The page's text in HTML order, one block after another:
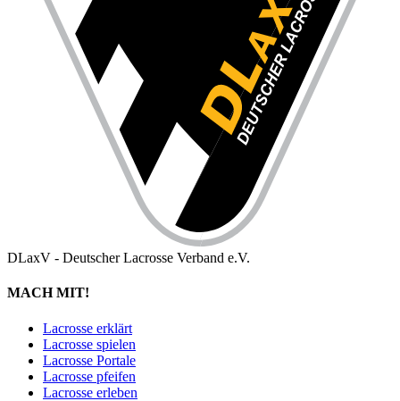
DLaxV - Deutscher Lacrosse Verband e.V.
MACH MIT!
Lacrosse erklärt
Lacrosse spielen
Lacrosse Portale
Lacrosse pfeifen
Lacrosse erleben